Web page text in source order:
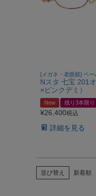
[メガネ・老眼鏡] ペ
Nスタ 七宝 201
×ピンクデミ）
New 残り3本限り
¥26,400税込
詳細を見る
並び替え 新着順